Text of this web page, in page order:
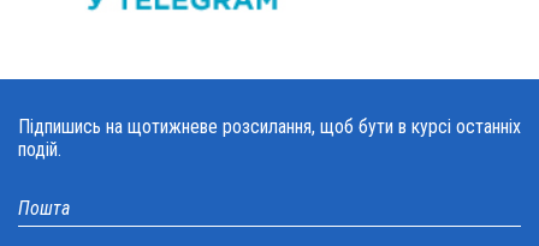
Підпишись на щотижневе розсилання, щоб бути в курсі останніх
подій.